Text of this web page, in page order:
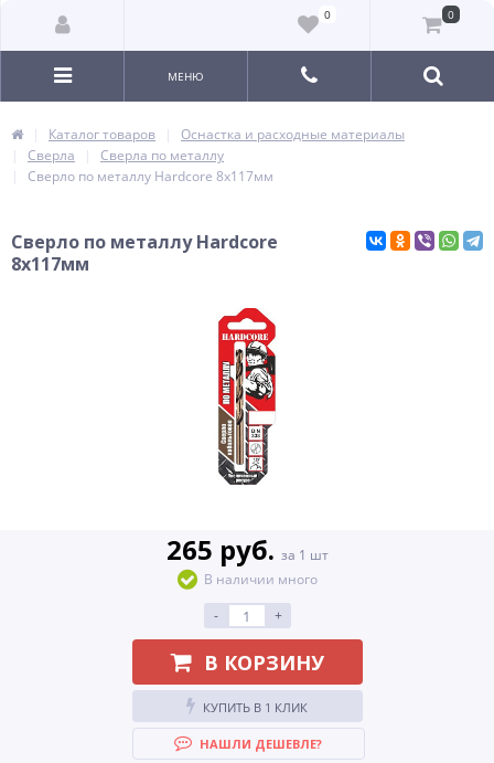
0 0
МЕНЮ
Каталог товаров
Оснастка и расходные материалы
Сверла
Сверла по металлу
Сверло по металлу Hardcore 8х117мм
Сверло по металлу Hardcore
8х117мм
265 руб. за 1 шт
В наличии много
-
+
В КОРЗИНУ
КУПИТЬ В 1 КЛИК
НАШЛИ ДЕШЕВЛЕ?